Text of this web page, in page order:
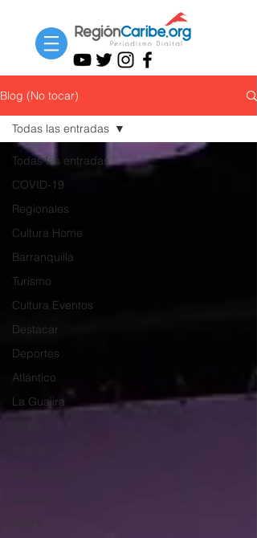
Blog (No tocar)
Todas las entradas
COVID-19
Regionales
Cultura Home
Barranquilla
Turismo
Cultura Eventos
Destacar
Deportes
Atlántico
La Guajira
Todas las entradas